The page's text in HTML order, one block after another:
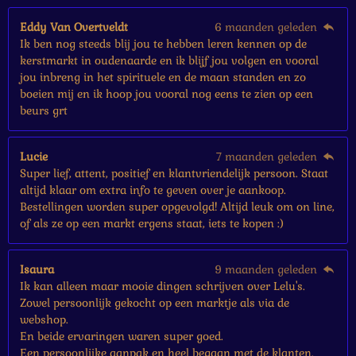
r
Eddy Van Overtveldt
6 maanden geleden
Ik ben nog steeds blij jou te hebben leren kennen op de
kerstmarkt in oudenaarde en ik blijf jou volgen en vooral
jou inbreng in het spirituele en de maan standen en zo
boeien mij en ik hoop jou vooral nog eens te zien op een
beurs grt
Lucie
7 maanden geleden
Super lief, attent, positief en klantvriendelijk persoon. Staat
altijd klaar om extra info te geven over je aankoop.
Bestellingen worden super opgevolgd! Altijd leuk om on line,
of als ze op een markt ergens staat, iets te kopen :)
Isaura
9 maanden geleden
Ik kan alleen maar mooie dingen schrijven over Lelu's.
Zowel persoonlijk gekocht op een marktje als via de
webshop.
En beide ervaringen waren super goed.
Een persoonlijke aanpak en heel begaan met de klanten.